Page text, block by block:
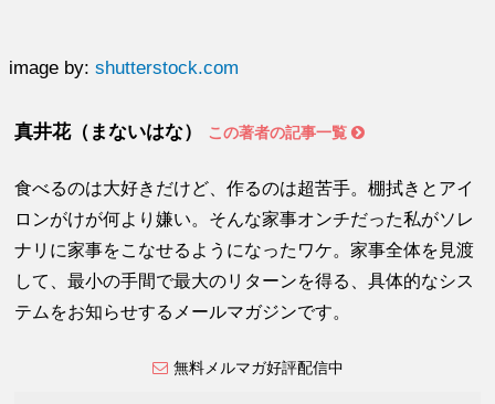
image by:shutterstock.com
真井花（まないはな） この著者の記事一覧
食べるのは大好きだけど、作るのは超苦手。棚拭きとアイ
ロンがけが何より嫌い。そんな家事オンチだった私がソレ
ナリに家事をこなせるようになったワケ。家事全体を見渡
して、最小の手間で最大のリターンを得る、具体的なシス
テムをお知らせするメールマガジンです。
無料メルマガ好評配信中